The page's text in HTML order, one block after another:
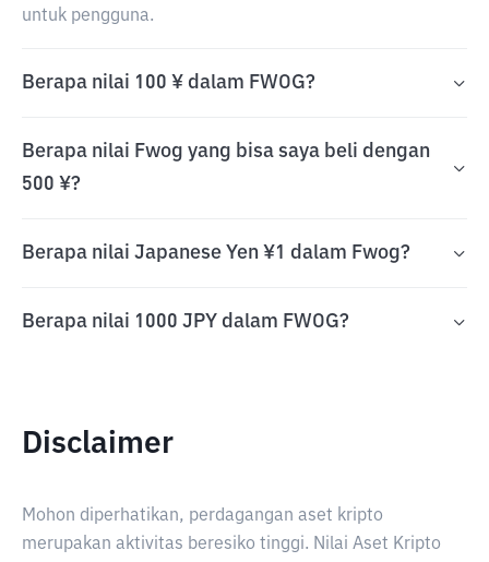
untuk pengguna.
Berapa nilai 100 ¥ dalam FWOG?
Berapa nilai Fwog yang bisa saya beli dengan
500 ¥?
Berapa nilai Japanese Yen ¥1 dalam Fwog?
Berapa nilai 1000 JPY dalam FWOG?
Disclaimer
Mohon diperhatikan, perdagangan aset kripto
merupakan aktivitas beresiko tinggi. Nilai Aset Kripto